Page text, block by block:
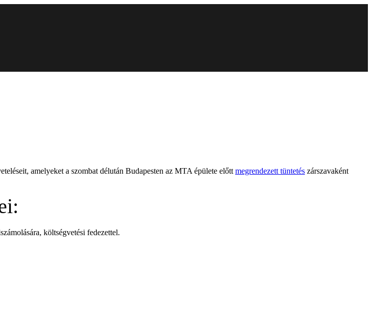
amelyeket a szombat délután Budapesten az MTA épülete előtt megrendezett tüntetés zárszavaként
költségvetési fedezettel.